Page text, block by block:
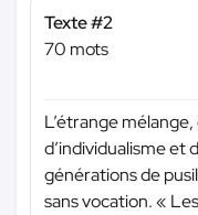
Texte #2
70 mots
L’étrange
d’individualisme et
générations de
sans vocation. «